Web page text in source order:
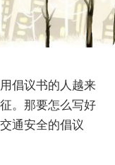
倡议书的人越来
。那要怎么写好
通安全的倡议